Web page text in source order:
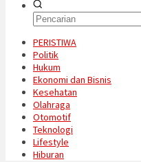
PERISTIWA
Politik
Hukum
Ekonomi dan Bisnis
Kesehatan
Olahraga
Otomotif
Teknologi
Lifestyle
Hiburan